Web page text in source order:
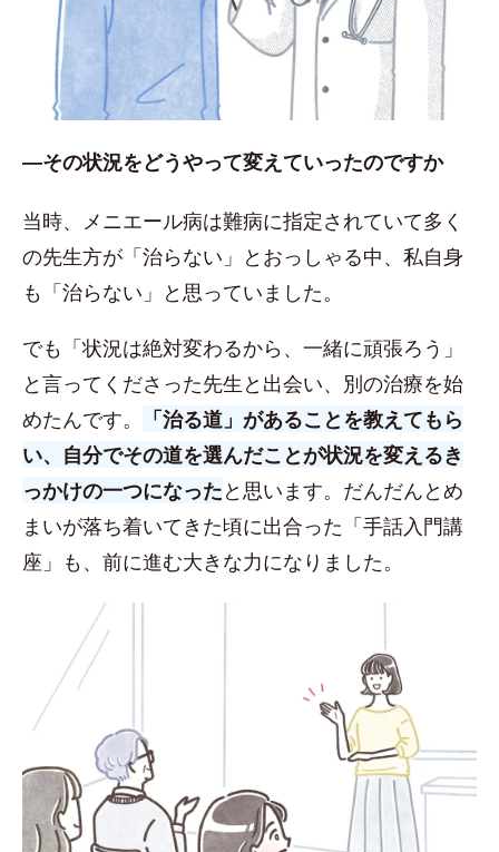
―その状況をどうやって変えていったのですか
当時、メニエール病は難病に指定されていて多く
の先生方が「治らない」とおっしゃる中、私自身
も「治らない」と思っていました。
でも「状況は絶対変わるから、一緒に頑張ろう」
と言ってくださった先生と出会い、別の治療を始
めたんです。
「治る道」があることを教えてもら
い、自分でその道を選んだことが状況を変えるき
っかけの一つになったと思います。だんだんとめ
まいが落ち着いてきた頃に出合った「手話入門講
座」も、前に進む大きな力になりました。